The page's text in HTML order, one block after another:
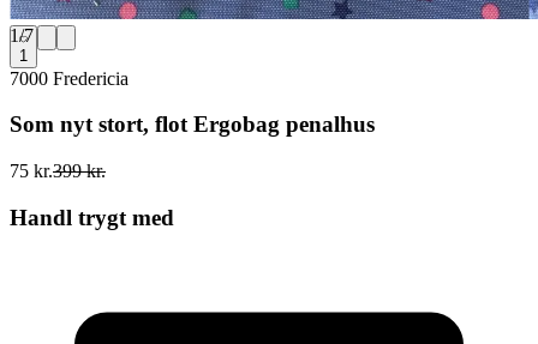
1/7
1
7000 Fredericia
Som nyt stort, flot Ergobag penalhus
75 kr.399 kr.
Handl trygt med